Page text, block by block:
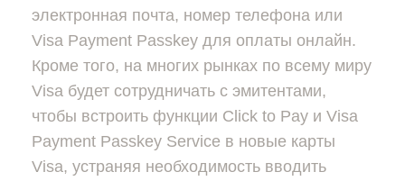
электронная почта, номер телефона или
Visa Payment Passkey для оплаты онлайн.
Кроме того, на многих рынках по всему миру
Visa будет сотрудничать с эмитентами,
чтобы встроить функции Click to Pay и Visa
Payment Passkey Service в новые карты
Visa, устраняя необходимость вводить